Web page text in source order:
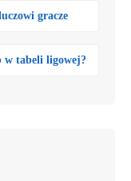
gracze
w tabeli ligowej?